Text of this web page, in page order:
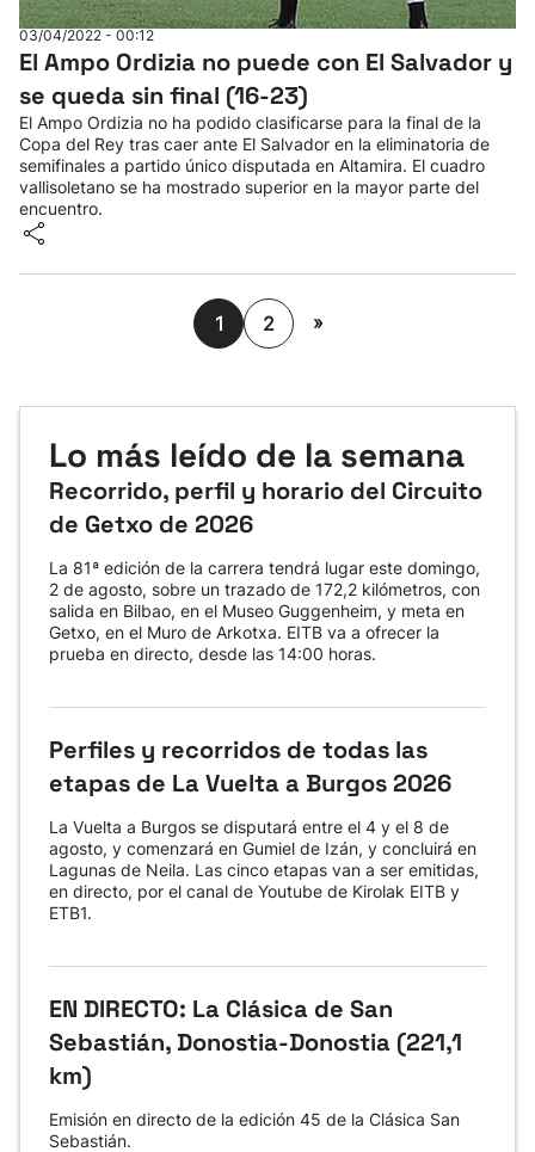
03/04/2022 - 00:12
El Ampo Ordizia no puede con El Salvador y
se queda sin final (16-23)
El Ampo Ordizia no ha podido clasificarse para la final de la
Copa del Rey tras caer ante El Salvador en la eliminatoria de
semifinales a partido único disputada en Altamira. El cuadro
vallisoletano se ha mostrado superior en la mayor parte del
encuentro.
1 2 »
Lo más leído de la semana
Recorrido, perfil y horario del Circuito
de Getxo de 2026
La 81ª edición de la carrera tendrá lugar este domingo,
2 de agosto, sobre un trazado de 172,2 kilómetros, con
salida en Bilbao, en el Museo Guggenheim, y meta en
Getxo, en el Muro de Arkotxa. EITB va a ofrecer la
prueba en directo, desde las 14:00 horas.
Perfiles y recorridos de todas las
etapas de La Vuelta a Burgos 2026
La Vuelta a Burgos se disputará entre el 4 y el 8 de
agosto, y comenzará en Gumiel de Izán, y concluirá en
Lagunas de Neila. Las cinco etapas van a ser emitidas,
en directo, por el canal de Youtube de Kirolak EITB y
ETB1.
EN DIRECTO: La Clásica de San
Sebastián, Donostia-Donostia (221,1
km)
Emisión en directo de la edición 45 de la Clásica San
Sebastián.